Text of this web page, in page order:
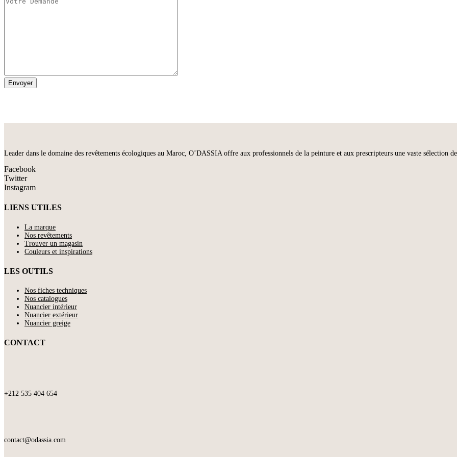
Leader dans le domaine des revêtements écologiques au Maroc, O’DASSIA offre aux professionnels de la peinture et aux prescripteurs une vaste sélection
Facebook
Twitter
Instagram
LIENS UTILES
La marque
Nos revêtements
Trouver un magasin
Couleurs et inspirations
LES OUTILS
Nos fiches techniques
Nos catalogues
Nuancier intérieur
Nuancier extérieur
Nuancier greige
CONTACT
+212 535 404 654
contact@odassia.com